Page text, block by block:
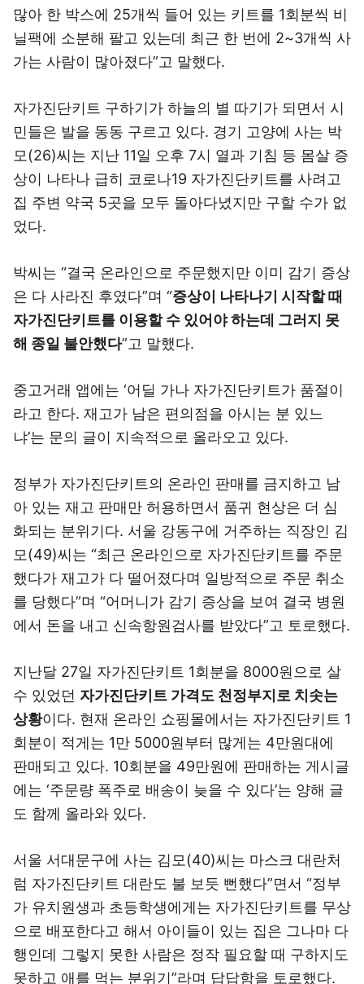
많아 한 박스에 25개씩 들어 있는 키트를 1회분씩 비
닐팩에 소분해 팔고 있는데 최근 한 번에 2~3개씩 사
가는 사람이 많아졌다”고 말했다.
자가진단키트 구하기가 하늘의 별 따기가 되면서 시
민들은 발을 동동 구르고 있다. 경기 고양에 사는 박
모(26)씨는 지난 11일 오후 7시 열과 기침 등 몸살 증
상이 나타나 급히 코로나19 자가진단키트를 사려고
집 주변 약국 5곳을 모두 돌아다녔지만 구할 수가 없
었다.
박씨는 “결국 온라인으로 주문했지만 이미 감기 증상
은 다 사라진 후였다”며 “증상이 나타나기 시작할 때
자가진단키트를 이용할 수 있어야 하는데 그러지 못
해 종일 불안했다”고 말했다.
중고거래 앱에는 ‘어딜 가나 자가진단키트가 품절이
라고 한다. 재고가 남은 편의점을 아시는 분 있느
냐’는 문의 글이 지속적으로 올라오고 있다.
정부가 자가진단키트의 온라인 판매를 금지하고 남
아 있는 재고 판매만 허용하면서 품귀 현상은 더 심
화되는 분위기다. 서울 강동구에 거주하는 직장인 김
모(49)씨는 “최근 온라인으로 자가진단키트를 주문
했다가 재고가 다 떨어졌다며 일방적으로 주문 취소
를 당했다”며 “어머니가 감기 증상을 보여 결국 병원
에서 돈을 내고 신속항원검사를 받았다”고 토로했다.
지난달 27일 자가진단키트 1회분을 8000원으로 살
수 있었던 자가진단키트 가격도 천정부지로 치솟는
상황이다. 현재 온라인 쇼핑몰에서는 자가진단키트 1
회분이 적게는 1만 5000원부터 많게는 4만원대에
판매되고 있다. 10회분을 49만원에 판매하는 게시글
에는 ‘주문량 폭주로 배송이 늦을 수 있다’는 양해 글
도 함께 올라와 있다.
서울 서대문구에 사는 김모(40)씨는 마스크 대란처
럼 자가진단키트 대란도 불 보듯 뻔했다”면서 “정부
가 유치원생과 초등학생에게는 자가진단키트를 무상
으로 배포한다고 해서 아이들이 있는 집은 그나마 다
행인데 그렇지 못한 사람은 정작 필요할 때 구하지도
못하고 애를 먹는 분위기”라며 답답함을 토로했다.